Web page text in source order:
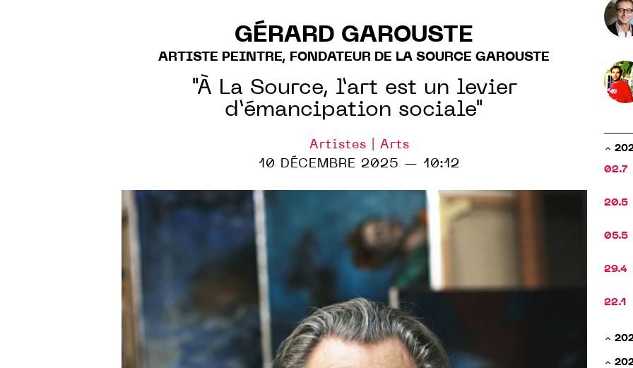
GÉRARD GAROUSTE
ARTISTE PEINTRE, FONDATEUR DE LA SOURCE GAROUSTE
"À La Source, l’art est un levier
d’émancipation sociale"
Artistes | Arts
10 DÉCEMBRE 2025 — 10:12
02.7
20.5
05.5
29.4
22.1